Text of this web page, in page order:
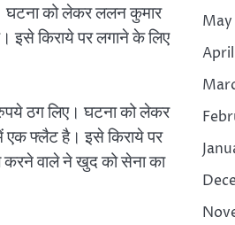
घटना को लेकर ललन कुमार
इसे किराये पर लगाने के लिए
ठग लिए। घटना को लेकर
एक फ्लैट है। इसे किराये पर
करने वाले ने खुद को सेना का